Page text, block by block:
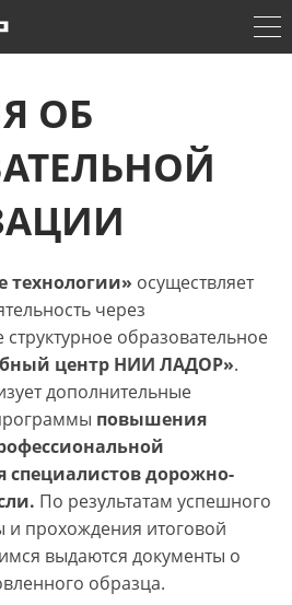
ОБ
осуществляет
через
образовательное
центр НИИ ЛАДОР».
дополнительные
повышения
специалистов дорожно-
По результатам успешного
прохождения итоговой
выдаются документы о
образца.